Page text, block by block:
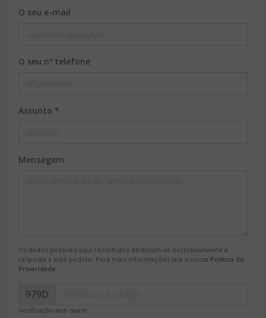
O seu e-mail
O seu nº telefone
Assunto *
Mensagem
Os dados pessoais aqui recolhidos destinam-se exclusivamente à
resposta a este pedido. Para mais informações leia a nossa Política de
Privacidade.
979D
verificação anti-spam